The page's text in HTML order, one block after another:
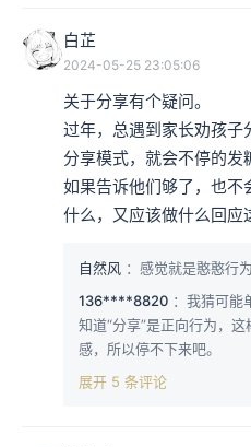
白芷
2024-05-25 23:05:06
关于分享有个疑问。
过年，总遇到家长劝孩子
分享模式，就会不停的发
如果告诉他们够了，也不
什么，又应该做什么回应
自然风 ：感觉就是憨憨行为
136****8820 ：我猜可能
知道“分享”是正向行为，
感，所以停不下来吧。
展开 5 条评论